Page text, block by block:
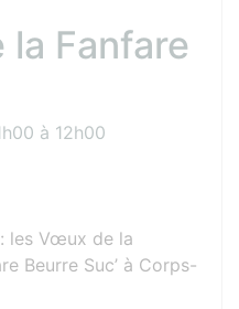
Fanfare
à 12h00
les Vœux de la
Beurre Suc’ à Corps-